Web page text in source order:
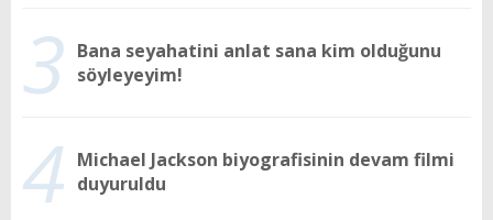
3 Bana seyahatini anlat sana kim olduğunu
söyleyeyim!
4 Michael Jackson biyografisinin devam filmi
duyuruldu